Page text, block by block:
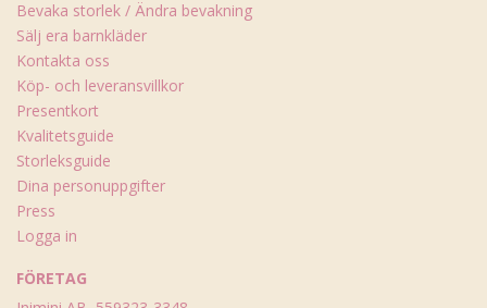
Bevaka storlek / Ändra bevakning
Sälj era barnkläder
Kontakta oss
Köp- och leveransvillkor
Presentkort
Kvalitetsguide
Storleksguide
Dina personuppgifter
Press
Logga in
FÖRETAG